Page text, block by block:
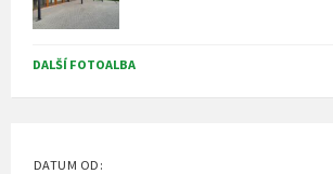
DALŠÍ FOTOALBA
DATUM OD: